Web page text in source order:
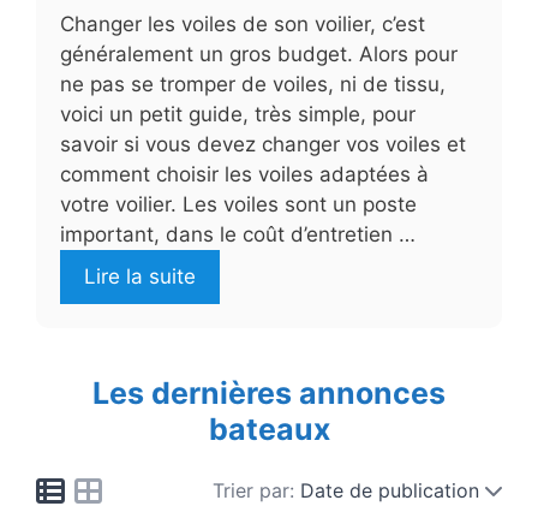
Changer les voiles de son voilier, c’est
généralement un gros budget. Alors pour
ne pas se tromper de voiles, ni de tissu,
voici un petit guide, très simple, pour
savoir si vous devez changer vos voiles et
comment choisir les voiles adaptées à
votre voilier. Les voiles sont un poste
important, dans le coût d’entretien …
Lire la suite
Les dernières annonces
bateaux
Trier par: Date de publication